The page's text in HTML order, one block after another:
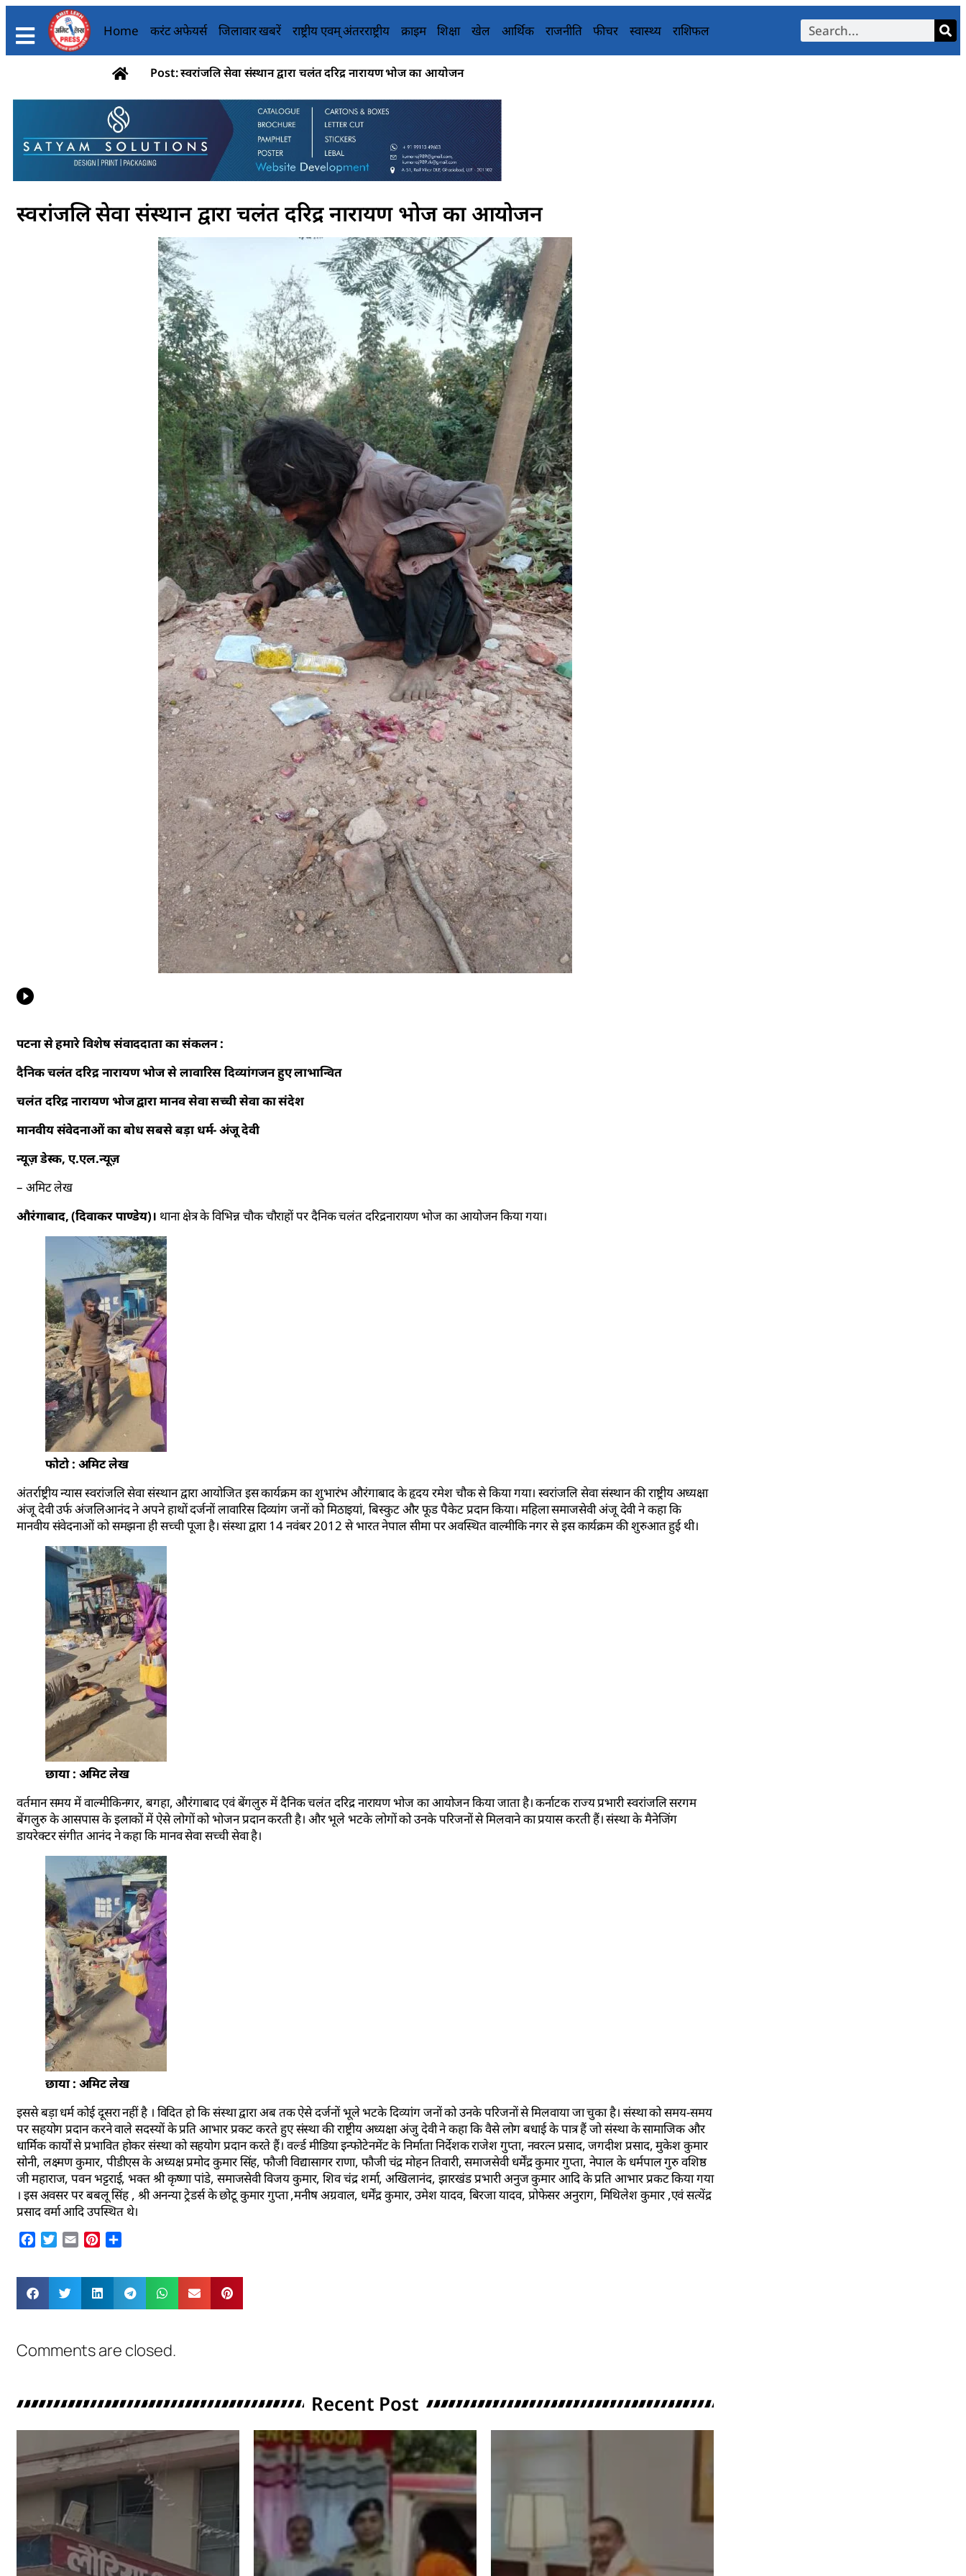
Home करंट अफेयर्स जिलावार खबरें राष्ट्रीय एवम् अंतरराष्ट्रीय क्राइम शिक्षा खेल आर्थिक राजनीति फीचर स्वास्थ्य राशिफल
Post: स्वरांजलि सेवा संस्थान द्वारा चलंत दरिद्र नारायण भोज का आयोजन
स्वरांजलि सेवा संस्थान द्वारा चलंत दरिद्र नारायण भोज का आयोजन
पटना से हमारे विशेष संवाददाता का संकलन :
दैनिक चलंत दरिद्र नारायण भोज से लावारिस दिव्यांगजन हुए लाभान्वित
चलंत दरिद्र नारायण भोज द्वारा मानव सेवा सच्ची सेवा का संदेश
मानवीय संवेदनाओं का बोध सबसे बड़ा धर्म- अंजू देवी
न्यूज़ डेस्क, ए.एल.न्यूज़
– अमिट लेख
औरंगाबाद, (दिवाकर पाण्डेय)। थाना क्षेत्र के विभिन्न चौक चौराहों पर दैनिक चलंत दरिद्रनारायण भोज का आयोजन किया गया।
फोटो : अमिट लेख
अंतर्राष्ट्रीय न्यास स्वरांजलि सेवा संस्थान द्वारा आयोजित इस कार्यक्रम का शुभारंभ औरंगाबाद के हृदय रमेश चौक से किया गया। स्वरांजलि सेवा संस्थान की राष्ट्रीय अध्यक्षा
अंजू देवी उर्फ अंजलिआनंद ने अपने हाथों दर्जनों लावारिस दिव्यांग जनों को मिठाइयां, बिस्कुट और फूड पैकेट प्रदान किया। महिला समाजसेवी अंजू देवी ने कहा कि
मानवीय संवेदनाओं को समझना ही सच्ची पूजा है। संस्था द्वारा 14 नवंबर 2012 से भारत नेपाल सीमा पर अवस्थित वाल्मीकि नगर से इस कार्यक्रम की शुरुआत हुई थी।
छाया : अमिट लेख
वर्तमान समय में वाल्मीकिनगर, बगहा, औरंगाबाद एवं बेंगलुरु में दैनिक चलंत दरिद्र नारायण भोज का आयोजन किया जाता है। कर्नाटक राज्य प्रभारी स्वरांजलि सरगम
बेंगलुरु के आसपास के इलाकों में ऐसे लोगों को भोजन प्रदान करती है। और भूले भटके लोगों को उनके परिजनों से मिलवाने का प्रयास करती हैं। संस्था के मैनेजिंग
डायरेक्टर संगीत आनंद ने कहा कि मानव सेवा सच्ची सेवा है।
छाया : अमिट लेख
इससे बड़ा धर्म कोई दूसरा नहीं है । विदित हो कि संस्था द्वारा अब तक ऐसे दर्जनों भूले भटके दिव्यांग जनों को उनके परिजनों से मिलवाया जा चुका है। संस्था को समय-समय
पर सहयोग प्रदान करने वाले सदस्यों के प्रति आभार प्रकट करते हुए संस्था की राष्ट्रीय अध्यक्षा अंजु देवी ने कहा कि वैसे लोग बधाई के पात्र हैं जो संस्था के सामाजिक और
धार्मिक कार्यों से प्रभावित होकर संस्था को सहयोग प्रदान करते हैं। वर्ल्ड मीडिया इन्फोटेनमेंट के निर्माता निर्देशक राजेश गुप्ता, नवरत्न प्रसाद, जगदीश प्रसाद, मुकेश कुमार
सोनी, लक्ष्मण कुमार, पीडीएस के अध्यक्ष प्रमोद कुमार सिंह, फौजी विद्यासागर राणा, फौजी चंद्र मोहन तिवारी, समाजसेवी धर्मेंद्र कुमार गुप्ता, नेपाल के धर्मपाल गुरु वशिष्ठ
जी महाराज, पवन भट्टराई, भक्त श्री कृष्णा पांडे, समाजसेवी विजय कुमार, शिव चंद्र शर्मा, अखिलानंद, झारखंड प्रभारी अनुज कुमार आदि के प्रति आभार प्रकट किया गया
। इस अवसर पर बबलू सिंह , श्री अनन्या ट्रेडर्स के छोटू कुमार गुप्ता ,मनीष अग्रवाल, धर्मेंद्र कुमार, उमेश यादव, बिरजा यादव, प्रोफेसर अनुराग, मिथिलेश कुमार ,एवं सत्येंद्र
प्रसाद वर्मा आदि उपस्थित थे।
Facebook
Twitter
Email Pinterest
Comments are closed.
Recent Post